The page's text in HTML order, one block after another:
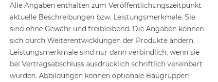
Alle Angaben enthalten zum Veröffentlichungszeitpunkt
aktuelle Beschreibungen bzw. Leistungsmerkmale. Sie
sind ohne Gewähr und freibleibend. Die Angaben können
sich durch Weiterentwicklungen der Produkte ändern.
Leistungsmerkmale sind nur dann verbindlich, wenn sie
bei Vertragsabschluss ausdrücklich schriftlich vereinbart
wurden. Abbildungen können optionale Baugruppen